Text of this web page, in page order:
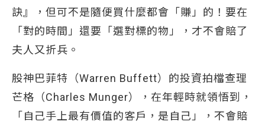
訣』，但可不是隨便買什麼都會「賺」的！要在
「對的時間」還要「選對標的物」，才不會賠了
夫人又折兵。
股神巴菲特（Warren Buffett）的投資拍檔查理
芒格（Charles Munger），在年輕時就領悟到，
「自己手上最有價值的客戶，是自己」，不會賠